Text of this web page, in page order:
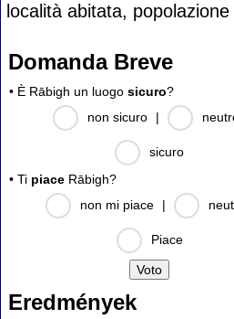
località abitata, popolazione
Domanda Breve
• È Rābigh un luogo sicuro?
non sicuro
|
sicuro
• Ti piace Rābigh?
non mi piace
|
Piace
Eredmények